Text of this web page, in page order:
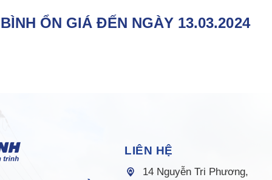
ỔN GIÁ ĐẾN NGÀY 13.03.2024
LIÊN HỆ
14 Nguyễn Tri Phương,